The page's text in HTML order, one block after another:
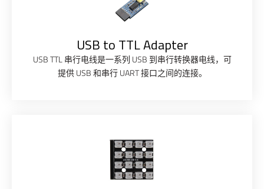
USB to TTL Adapter
USB TTL 串行电线是一系列 USB 到串行转换器电线，可
提供 USB 和串行 UART 接口之间的连接。